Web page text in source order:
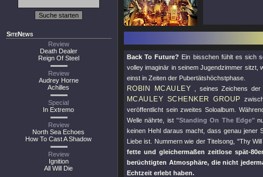
SiteNews
Review
Death Dealer
Reign Of Steel
Review
Audrey Horne
Achilles
Special
In Extremo
Review
North Sea Echoes
How To Cast A Shadow
Review
Ignition
All Will Die
Back To Future? Ein bisschen fühlt es sich
volley imaginär in seinem Jugendzimmer sitzt,
einst in Zeiten der Pubertätshöchstphase.
ROBIN MCAULEY , seines Zeichens
MCAULEY SCHENKER GROUP
veröffentlicht sein zweites Soloalbum.
Welle nährte, ist "Standing On The Edge"
keinen Hehl daraus macht, dass genau jener
Liebe ist. Nummern wie der Titelsong, "Thy
fette und gleichermaßen zeitlose spät-
berüchtigten Atmosphäre, die nicht
Echtzeit erlebt haben.